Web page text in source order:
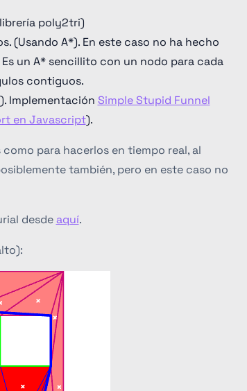
poly2tri)
(Usando A*). En este caso no ha hecho
un A* sencillito con un nodo para cada
contiguos.
Implementación Simple Stupid Funnel
en Javascript).
para hacerlos en tiempo real, al
también, pero en este caso no
desde aquí.